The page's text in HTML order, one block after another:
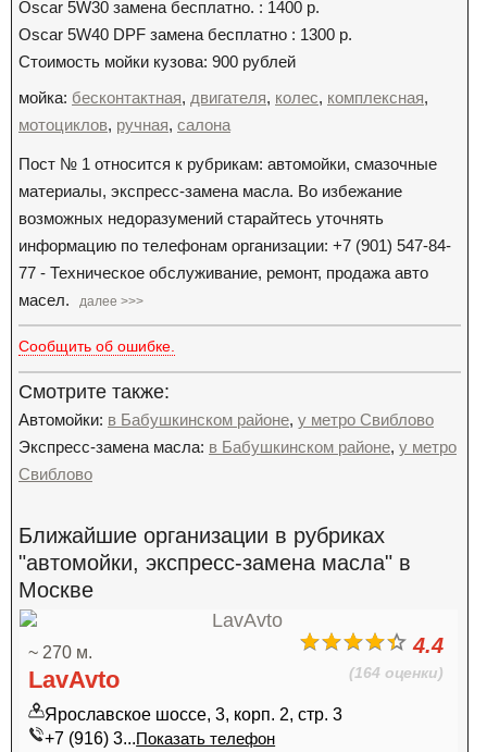
Oscar 5W30 замена бесплатно. : 1400 р.
Oscar 5W40 DPF замена бесплатно : 1300 р.
Стоимость мойки кузова: 900 рублей
мойка: бесконтактная, двигателя, колес, комплексная,
мотоциклов, ручная, салона
Пост № 1 относится к рубрикам: автомойки, смазочные
материалы, экспресс-замена масла. Во избежание
возможных недоразумений старайтесь уточнять
информацию по телефонам организации: +7 (901) 547-84-
77 - Техническое обслуживание, ремонт, продажа авто
масел.
далее >>>
Сообщить об ошибке.
Смотрите также:
Автомойки: в Бабушкинском районе, у метро Свиблово
Экспресс-замена масла: в Бабушкинском районе, у метро
Свиблово
Ближайшие организации в рубриках
"автомойки, экспресс-замена масла" в
Москве
4.4
(164 оценки)
~ 270 м.
LavAvto
Ярославское шоссе, 3, корп. 2, стр. 3
+7 (916) 3...Показать телефон